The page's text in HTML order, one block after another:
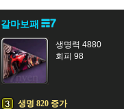
갈마보패
생명력 4880
회피 98
생명 820 증가